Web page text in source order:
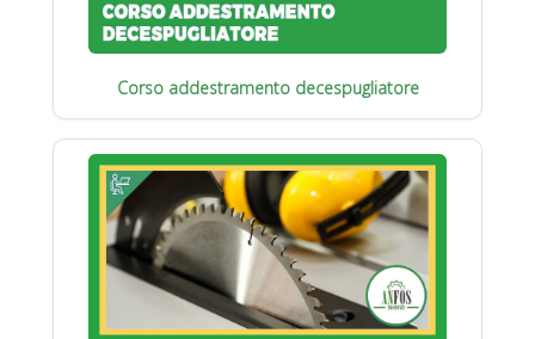
Corso addestramento decespugliatore